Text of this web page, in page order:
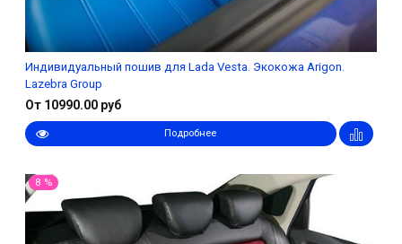
Индивидуальный пошив для Lada Vesta. Экокожа Arigon.
Lazebra Group
От 10990.00 руб
Подробнее
8 %